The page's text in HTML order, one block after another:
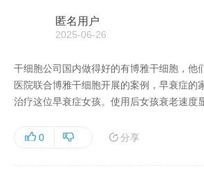
匿名用户
2025-06-26
干细胞公司国内做得好的有博雅干细胞，他
医院联合博雅干细胞开展的案例，早衰症
治疗这位早衰症女孩。使用后女孩衰老速度
0 分享